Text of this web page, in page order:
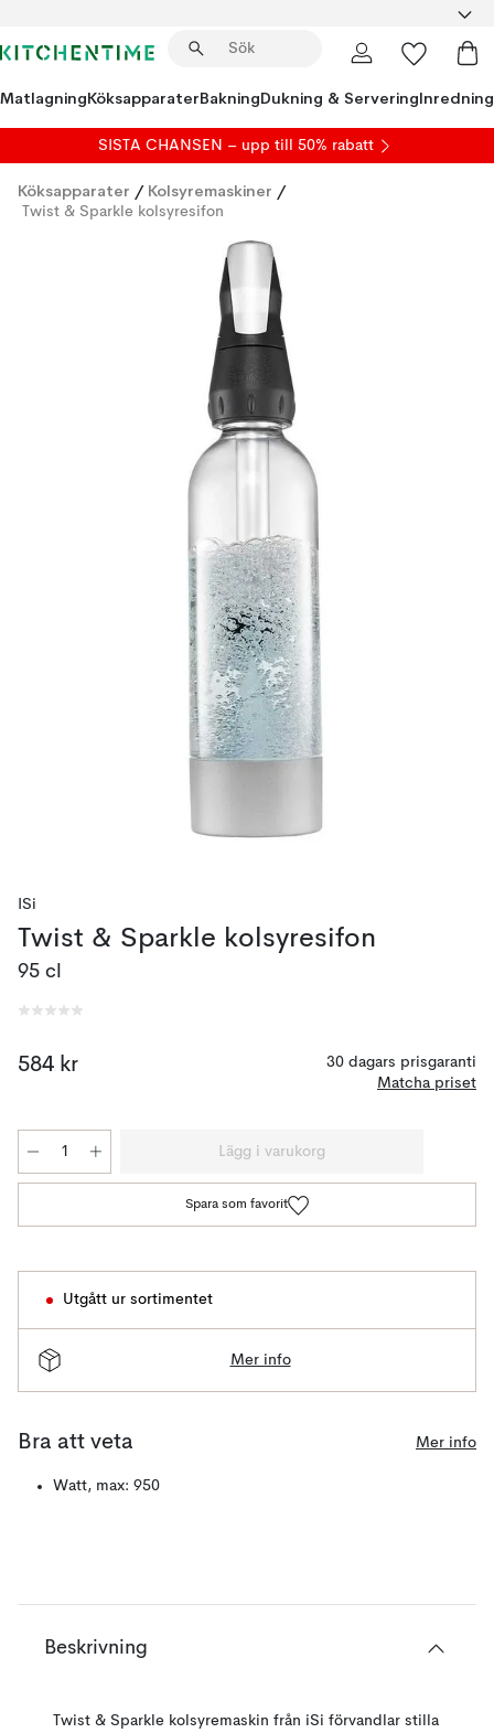
MatlagningKöksapparaterBakningDukning & ServeringInredning
SISTA CHANSEN – upp till 50% rabatt
Köksapparater / Kolsyremaskiner /
Twist & Sparkle kolsyresifon
ISi
Twist & Sparkle kolsyresifon
95 cl
584 kr
30 dagars prisgaranti
Matcha priset
Lägg i varukorg
Spara som favorit
Utgått ur sortimentet
Mer info
Bra att veta Mer info
Watt, max: 950
Beskrivning
Twist & Sparkle kolsyremaskin från iSi förvandlar stilla